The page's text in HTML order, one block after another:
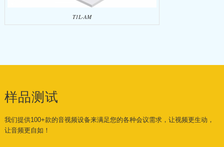
T1L-AM
样品测试
我们提供100+款的音视频设备来满足您的各种会议需求，让视频更生动，
让音频更自如！